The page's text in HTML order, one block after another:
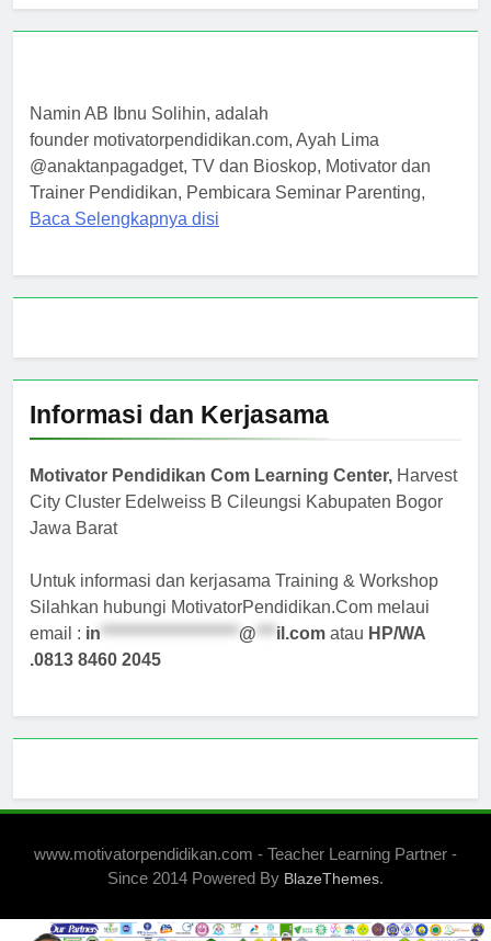
Namin AB Ibnu Solihin, adalah
founder motivatorpendidikan.com, Ayah Lima
@anaktanpagadget, TV dan Bioskop, Motivator dan
Trainer Pendidikan, Pembicara Seminar Parenting,
Baca Selengkapnya disi
Informasi dan Kerjasama
Motivator Pendidikan Com Learning Center, Harvest
City Cluster Edelweiss B Cileungsi Kabupaten Bogor
Jawa Barat
Untuk informasi dan kerjasama Training & Workshop
Silahkan hubungi MotivatorPendidikan.Com melaui
email : in ********************* @ *** il.com atau HP/WA
.0813 8460 2045
www.motivatorpendidikan.com - Teacher Learning Partner -
Since 2014 Powered By BlazeThemes.